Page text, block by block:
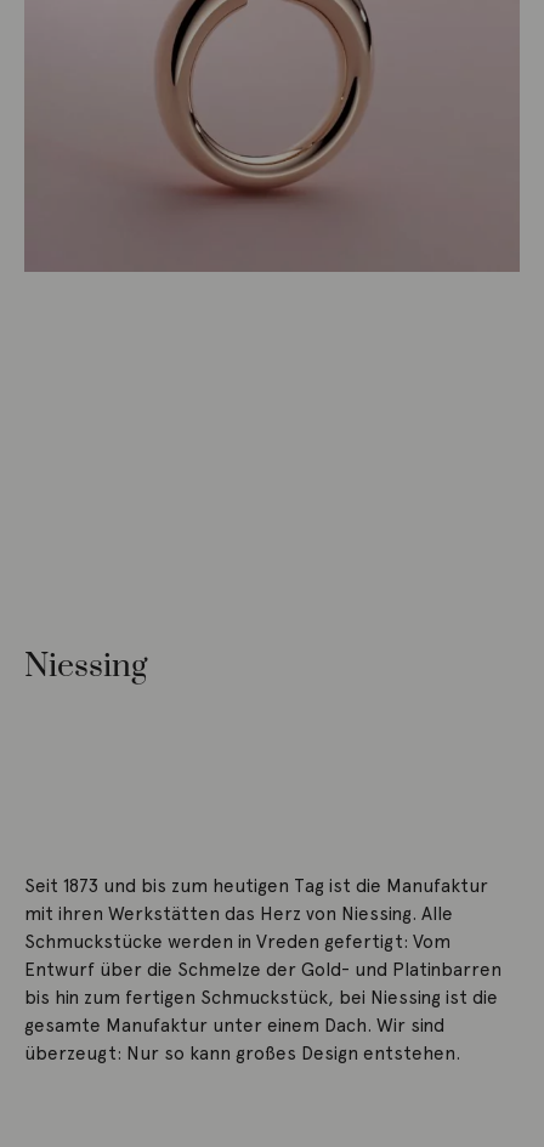
Niessing
Seit 1873 und bis zum heutigen Tag ist die Manufaktur
mit ihren Werkstätten das Herz von Niessing. Alle
Schmuckstücke werden in Vreden gefertigt: Vom
Entwurf über die Schmelze der Gold- und Platinbarren
bis hin zum fertigen Schmuckstück, bei Niessing ist die
gesamte Manufaktur unter einem Dach. Wir sind
überzeugt: Nur so kann großes Design entstehen.